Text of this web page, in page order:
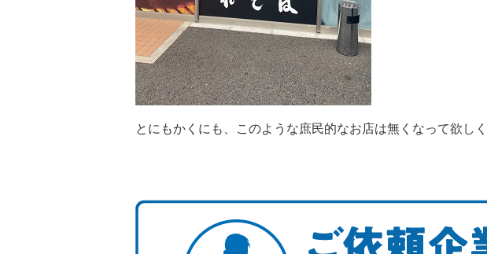
とにもかくにも、このような庶民的なお店は無くなって欲し